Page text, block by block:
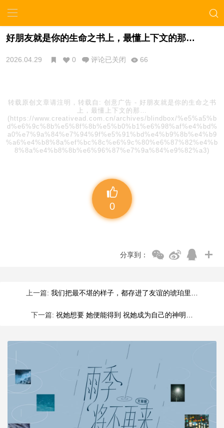
好朋友就是你的生命之书上，最懂上下文的那…
2026.04.29 0 评论已关闭 66
转载原创文章请注明，转载自: 创意广告 - 好朋友就是你的生命之书
上，最懂上下文的那…
(https://www.creativead.com.cn/archives/blindbox/%e5%a5%b
d%e6%9c%8b%e5%8f%8b%e5%b0%b1%e6%98%af%e4%bd%
a0%e7%9a%84%e7%94%9f%e5%91%bd%e4%b9%8b%e4%b9
%a6%e4%b8%8a%ef%bc%8c%e6%9c%80%e6%87%82%e4%b
8%8a%e4%b8%8b%e6%96%87%e7%9a%84%e9%82%a3)
0
分享到：
上一篇: 我们把最不堪的样子，都存进了友谊的琥珀里…
下一篇: 祝她想要 她便能得到 祝她成为自己的神明…